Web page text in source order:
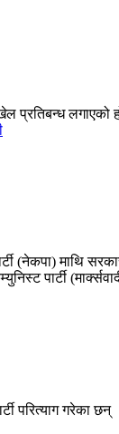
लगाएको
(नेकपा) माथि
पार्टी
परित्याग गरेका